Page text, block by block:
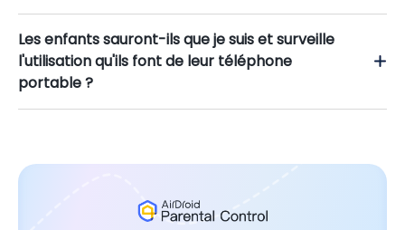
Les enfants sauront-ils que je suis et surveille
l'utilisation qu'ils font de leur téléphone
portable ?